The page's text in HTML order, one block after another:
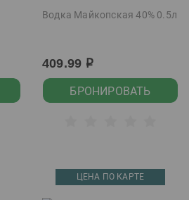
Водка Майкопская 40% 0.5л
409.99 р
БРОНИРОВАТЬ
ЦЕНА ПО КАРТЕ